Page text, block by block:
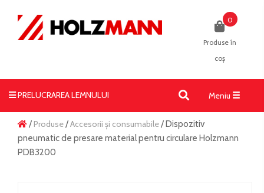
0
Produse în
coș
PRELUCRAREA LEMNULUI Meniu Toggle
/ Produse/Accesorii și consumabile/ Dispozitiv
pneumatic de presare material pentru circulare Holzmann
PDB3200